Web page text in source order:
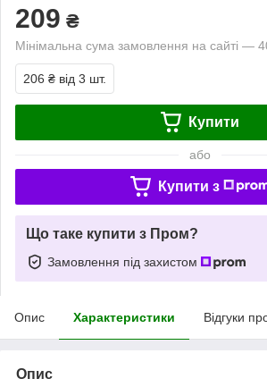
209 ₴
Мінімальна сума замовлення на сайті —
206 ₴ від 3 шт.
Купити
або
Купити з
Що таке купити з Пром?
Замовлення під захистом
Опис Характеристики Відгуки
Опис